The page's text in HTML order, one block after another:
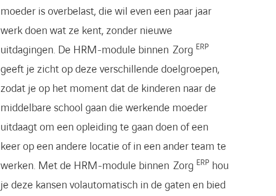
moeder is overbelast, die wil even een paar jaar
werk doen wat ze kent, zonder nieuwe
uitdagingen. De HRM-module binnen Zorg ERP
geeft je zicht op deze verschillende doelgroepen,
zodat je op het moment dat de kinderen naar de
middelbare school gaan die werkende moeder
uitdaagt om een opleiding te gaan doen of een
keer op een andere locatie of in een ander team te
werken. Met de HRM-module binnen Zorg ERP hou
je deze kansen volautomatisch in de gaten en bied